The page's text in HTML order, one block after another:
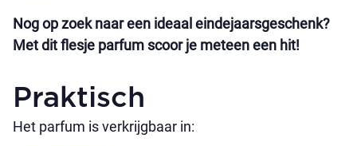
Nog op zoek naar een ideaal eindejaarsgeschenk?
Met dit flesje parfum scoor je meteen een hit!
Praktisch
Het parfum is verkrijgbaar in: